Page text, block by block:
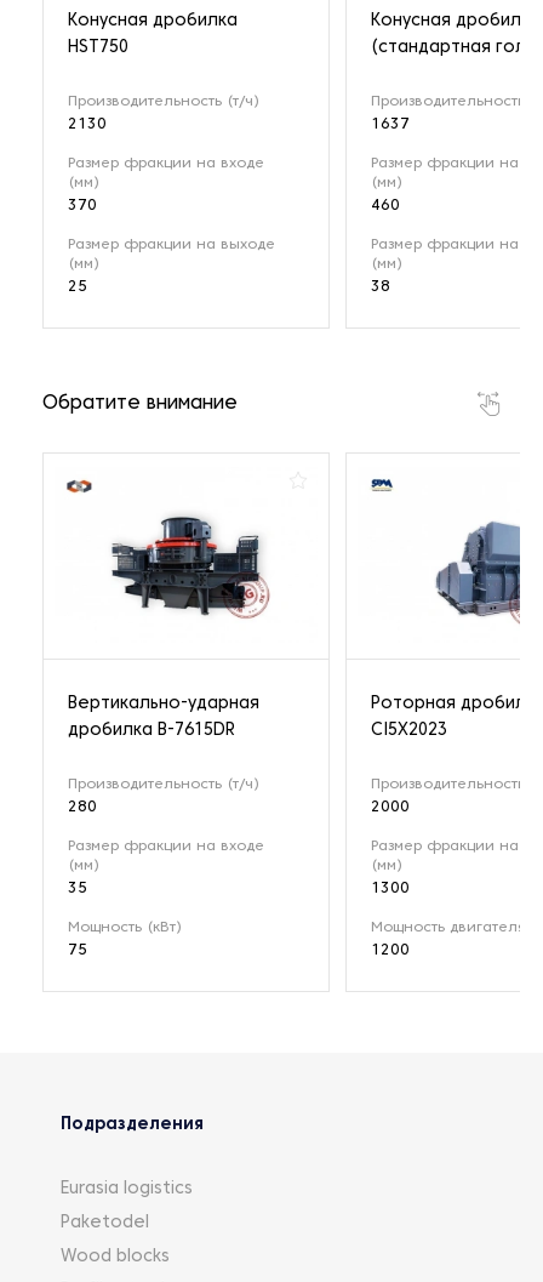
Конусная дробилка
HST750
Производительность (т/ч)
2130
Размер фракции на входе
(мм)
370
Размер фракции на выходе
(мм)
25
Конусная дробилка
(стандартная
Производительность
1637
Размер фракции на
(мм)
460
Размер фракции на
(мм)
38
Обратите внимание
Вертикально-ударная
дробилка B-7615DR
Производительность (т/ч)
280
Размер фракции на входе
(мм)
35
Мощность (кВт)
75
Роторная
CI5X2023
Производительность
2000
Размер фракции на
(мм)
1300
Мощность двигателя
1200
Подразделения
Eurasia logistics
Paketodel
Wood blocks